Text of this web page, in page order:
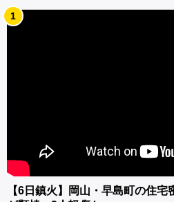
1
【6日鎮火】岡山・早島町の住